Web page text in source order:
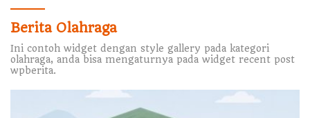
Berita Olahraga
Ini contoh widget dengan style gallery pada kategori
olahraga, anda bisa mengaturnya pada widget recent post
wpberita.